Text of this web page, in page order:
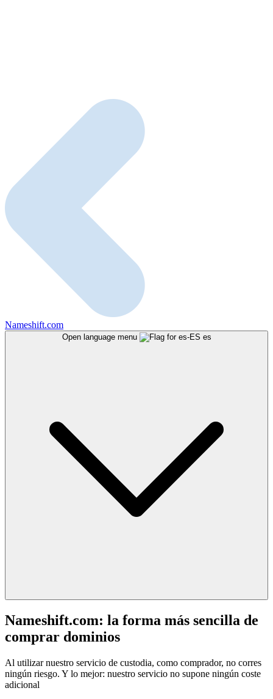
Nameshift.com
Open language menu es
Nameshift.com: la forma más sencilla de
comprar dominios
Al utilizar nuestro servicio de custodia, como comprador, no corres
ningún riesgo. Y lo mejor: nuestro servicio no supone ningún coste
adicional